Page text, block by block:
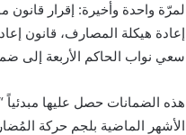
إعادة هيكلة المصارف، قانون
سعي نواب الحاكم الأربعة إلى
هذه الضمانات حصل عليها مبدئياً
الأشهر الماضية بلجم حركة